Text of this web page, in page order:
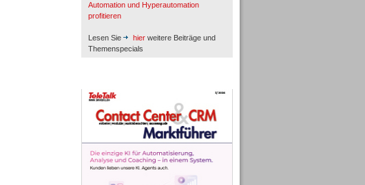
Automation und Hyperautomation
profitieren
Lesen Sie hier weitere Beiträge und
Themenspecials